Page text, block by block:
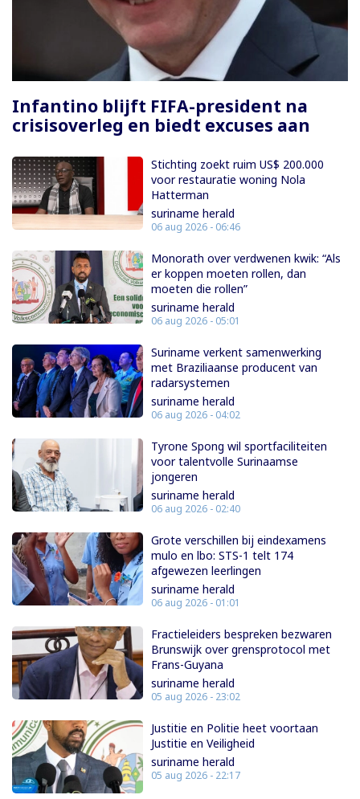
Infantino blijft FIFA-president na
crisisoverleg en biedt excuses aan
Stichting zoekt ruim US$ 200.000
voor restauratie woning Nola
Hatterman
suriname herald
06 aug 2026 - 06:46
Monorath over verdwenen kwik: “Als
er koppen moeten rollen, dan
moeten die rollen”
suriname herald
06 aug 2026 - 05:01
Suriname verkent samenwerking
met Braziliaanse producent van
radarsystemen
suriname herald
06 aug 2026 - 04:02
Tyrone Spong wil sportfaciliteiten
voor talentvolle Surinaamse
jongeren
suriname herald
06 aug 2026 - 02:40
Grote verschillen bij eindexamens
mulo en lbo: STS-1 telt 174
afgewezen leerlingen
suriname herald
06 aug 2026 - 01:01
Fractieleiders bespreken bezwaren
Brunswijk over grensprotocol met
Frans-Guyana
suriname herald
05 aug 2026 - 23:02
Justitie en Politie heet voortaan
Justitie en Veiligheid
suriname herald
05 aug 2026 - 22:17